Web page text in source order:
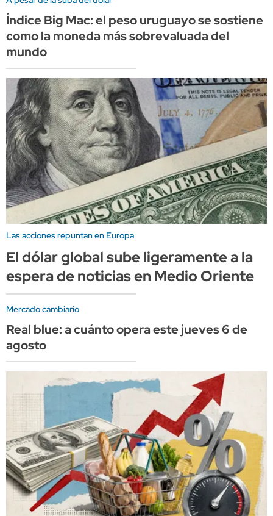
Índice Big Mac: el peso uruguayo se sostiene
como la moneda más sobrevaluada del
mundo
Las acciones repuntan en Europa
El dólar global sube ligeramente a la
espera de noticias en Medio Oriente
Mercado cambiario
Real blue: a cuánto opera este jueves 6 de
agosto